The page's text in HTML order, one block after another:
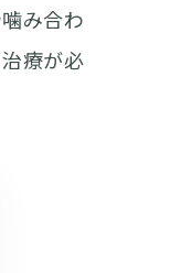
み合わ
療が必